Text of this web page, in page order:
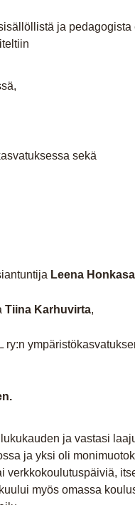
ja pedagogista
sekä
Leena
Tiina Karhuvirta,
ry:n
ja vastasi
ja yksi oli
verkkokoulutuspäiviä,
myös omassa